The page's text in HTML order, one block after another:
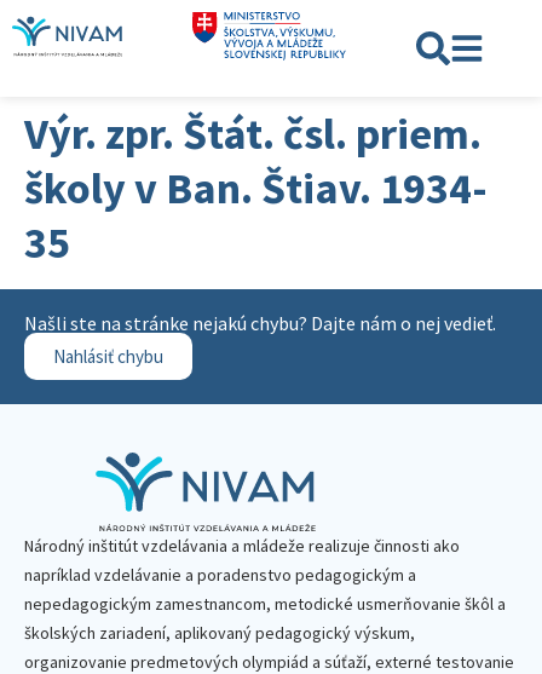
Výr. zpr. Štát. čsl. priem.
školy v Ban. Štiav. 1934-
35
Našli ste na stránke nejakú chybu? Dajte nám o nej vedieť.
Nahlásiť chybu
Národný inštitút vzdelávania a mládeže realizuje činnosti ako
napríklad vzdelávanie a poradenstvo pedagogickým a
nepedagogickým zamestnancom, metodické usmerňovanie škôl a
školských zariadení, aplikovaný pedagogický výskum,
organizovanie predmetových olympiád a súťaží, externé testovanie